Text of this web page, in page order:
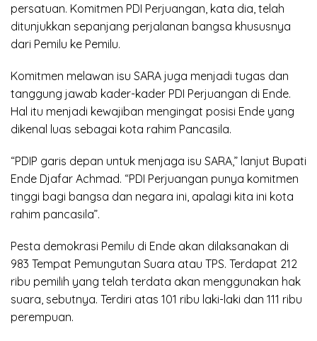
persatuan. Komitmen PDI Perjuangan, kata dia, telah
ditunjukkan sepanjang perjalanan bangsa khususnya
dari Pemilu ke Pemilu.
Komitmen melawan isu SARA juga menjadi tugas dan
tanggung jawab kader-kader PDI Perjuangan di Ende.
Hal itu menjadi kewajiban mengingat posisi Ende yang
dikenal luas sebagai kota rahim Pancasila.
“PDIP garis depan untuk menjaga isu SARA,” lanjut Bupati
Ende Djafar Achmad. “PDI Perjuangan punya komitmen
tinggi bagi bangsa dan negara ini, apalagi kita ini kota
rahim pancasila”.
Pesta demokrasi Pemilu di Ende akan dilaksanakan di
983 Tempat Pemungutan Suara atau TPS. Terdapat 212
ribu pemilih yang telah terdata akan menggunakan hak
suara, sebutnya. Terdiri atas 101 ribu laki-laki dan 111 ribu
perempuan.